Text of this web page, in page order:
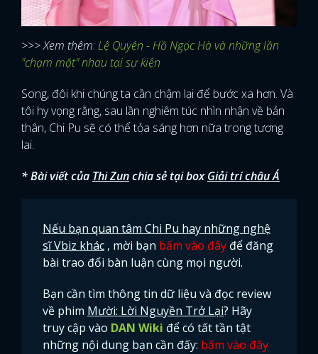
>>> Xem thêm: Lệ Quyên - Hồ Ngọc Hà và những lần
"chạm mặt" nhau tại sự kiện
Song, đôi khi chúng ta cần chậm lại để bước xa hơn. Và
tôi hy vọng rằng, sau lần nghiêm túc nhìn nhận về bản
thân, Chi Pu sẽ có thể tỏa sáng hơn nữa trong tương
lai.
* Bài viết của Thi Zunchia sẻ tại boxGiải trí châu Á
Nếu bạn quan tâm Chi Pu hay những nghệ
sĩ Vbiz khác , mời bạn bấm vào đây để đăng
bài trao đổi bàn luận cùng mọi người.
Bạn cần tìm thông tin dữ liệu và đọc review
về phim Mười: Lời Nguyền Trở Lại? Hãy
truy cập vào DAN Wiki để có tất tần tật
những nội dung bạn cần đấy: bấm vào đây